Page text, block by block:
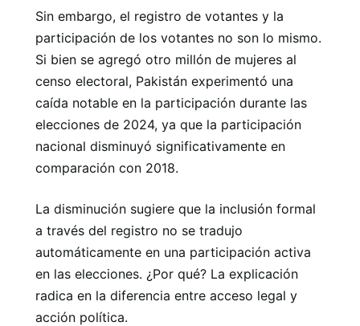
Sin embargo, el registro de votantes y la
participación de los votantes no son lo mismo.
Si bien se agregó otro millón de mujeres al
censo electoral, Pakistán experimentó una
caída notable en la participación durante las
elecciones de 2024, ya que la participación
nacional disminuyó significativamente en
comparación con 2018.
La disminución sugiere que la inclusión formal
a través del registro no se tradujo
automáticamente en una participación activa
en las elecciones. ¿Por qué? La explicación
radica en la diferencia entre acceso legal y
acción política.